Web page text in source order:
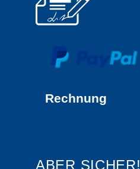
Rechnung
ABER SICHER!